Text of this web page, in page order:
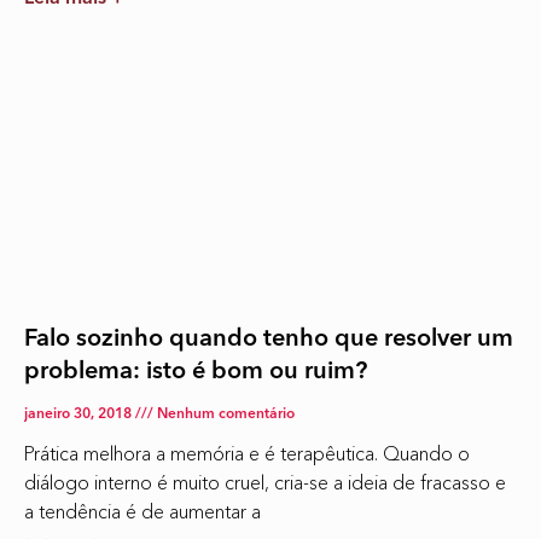
Falo sozinho quando tenho que resolver um
problema: isto é bom ou ruim?
janeiro 30, 2018 Nenhum comentário
Prática melhora a memória e é terapêutica. Quando o
diálogo interno é muito cruel, cria-se a ideia de fracasso e
a tendência é de aumentar a